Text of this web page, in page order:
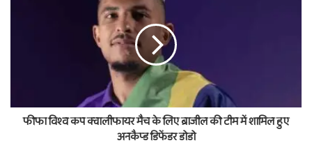
फीफा विश्व कप क्वालीफायर मैच के लिए ब्राजील की टीम में शामिल हुए
अनकैप्ड डिफेंडर डोडो